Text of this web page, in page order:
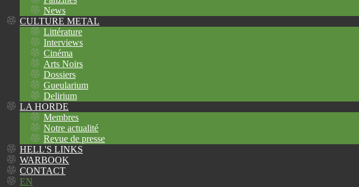
News
CULTURE METAL
Littérature
Interviews
Cinéma
Arts Noirs
Dossiers
Gueularium
Delirium
LA HORDE
Membres
Notre actualité
Revue de presse
HELL'S LINKS
WARBOOK
CONTACT
EN